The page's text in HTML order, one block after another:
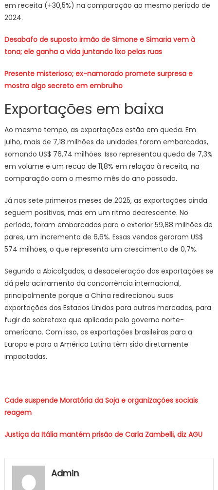
em receita (+30,5%) na comparação ao mesmo período de
2024.
Desabafo de suposto irmão de Simone e Simaria vem à
tona; ele ganha a vida juntando lixo pelas ruas
Presente misterioso; ex-namorado promete surpresa e
mostra algo secreto em embrulho
Exportações em baixa
Ao mesmo tempo, as exportações estão em queda. Em
julho, mais de 7,18 milhões de unidades foram embarcadas,
somando US$ 76,74 milhões. Isso representou queda de 7,3%
em volume e um recuo de 11,8% em relação à receita, na
comparação com o mesmo mês do ano passado.
Já nos sete primeiros meses de 2025, as exportações ainda
seguem positivas, mas em um ritmo decrescente. No
período, foram embarcados para o exterior 59,88 milhões de
pares, um incremento de 6,6%. Essas vendas geraram US$
574 milhões, o que representa um crescimento de 0,7%.
Segundo a Abicalçados, a desaceleração das exportações se
dá pelo acirramento da concorrência internacional,
principalmente porque a China redirecionou suas
exportações dos Estados Unidos para outros mercados, para
fugir da sobretaxa que aplicada pelo governo norte-
americano. Com isso, as exportações brasileiras para a
Europa e para a América Latina têm sido diretamente
impactadas.
Cade suspende Moratória da Soja e organizações sociais
reagem
Justiça da Itália mantém prisão de Carla Zambelli, diz AGU
Admin